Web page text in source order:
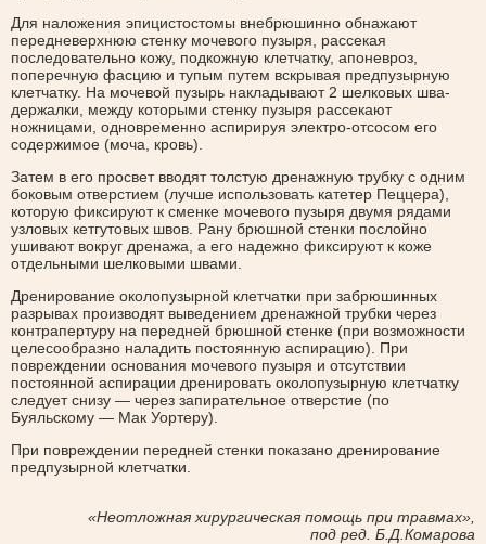
Для наложения эпицистостомы внебрюшинно обнажают
передневерхнюю стенку мочевого пузыря, рассекая
последовательно кожу, подкожную клетчатку, апоневроз,
поперечную фасцию и тупым путем вскрывая предпузырную
клетчатку. На мочевой пузырь накладывают 2 шелковых шва-
держалки, между которыми стенку пузыря рассекают
ножницами, одновременно аспирируя электро-отсосом его
содержимое (моча, кровь).
Затем в его просвет вводят толстую дренажную трубку с одним
боковым отверстием (лучше использовать катетер Пеццера),
которую фиксируют к сменке мочевого пузыря двумя рядами
узловых кетгутовых швов. Рану брюшной стенки послойно
ушивают вокруг дренажа, а его надежно фиксируют к коже
отдельными шелковыми швами.
Дренирование околопузырной клетчатки при забрюшинных
разрывах производят выведением дренажной трубки через
контрапертуру на передней брюшной стенке (при возможности
целесообразно наладить постоянную аспирацию). При
повреждении основания мочевого пузыря и отсутствии
постоянной аспирации дренировать околопузырную клетчатку
следует снизу — через запирательное отверстие (по
Буяльскому — Мак Уортеру).
При повреждении передней стенки показано дренирование
предпузырной клетчатки.
«Неотложная хирургическая помощь при травмах»,
под ред. Б.Д.Комарова